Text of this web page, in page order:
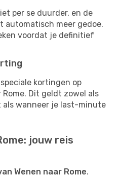
per se duurder, en de
automatisch meer gedoe.
voordat je definitief
kortingen op
Dit geldt zowel als
als wanneer je last-minute
jouw reis
Wenen naar Rome.